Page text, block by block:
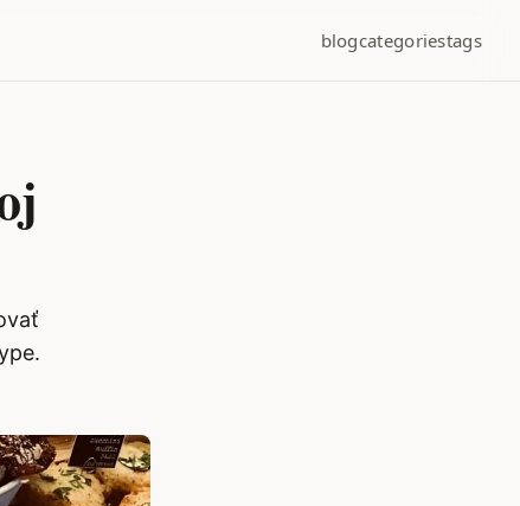
blogcategoriestags